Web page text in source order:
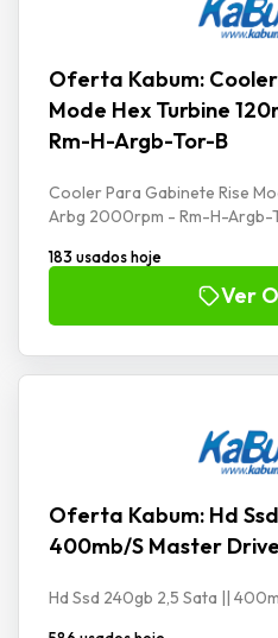
Oferta Kabum:
Mode Hex Turbine
Rm-H-Argb-Tor-B
Cooler Para Gabinete Rise
Arbg 2000rpm - Rm-H-Argb-
183 usados hoje
Ver
Oferta Kabum: Hd
400mb/S Master Drive
Hd Ssd 240gb 2,5 Sata ||